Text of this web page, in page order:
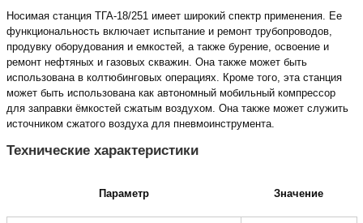
Носимая станция ТГА-18/251 имеет широкий спектр применения. Ее
функциональность включает испытание и ремонт трубопроводов,
продувку оборудования и емкостей, а также бурение, освоение и
ремонт нефтяных и газовых скважин. Она также может быть
использована в колтюбинговых операциях. Кроме того, эта станция
может быть использована как автономный мобильный компрессор
для заправки ёмкостей сжатым воздухом. Она также может служить
источником сжатого воздуха для пневмоинструмента.
Технические характеристики
Параметр Значение